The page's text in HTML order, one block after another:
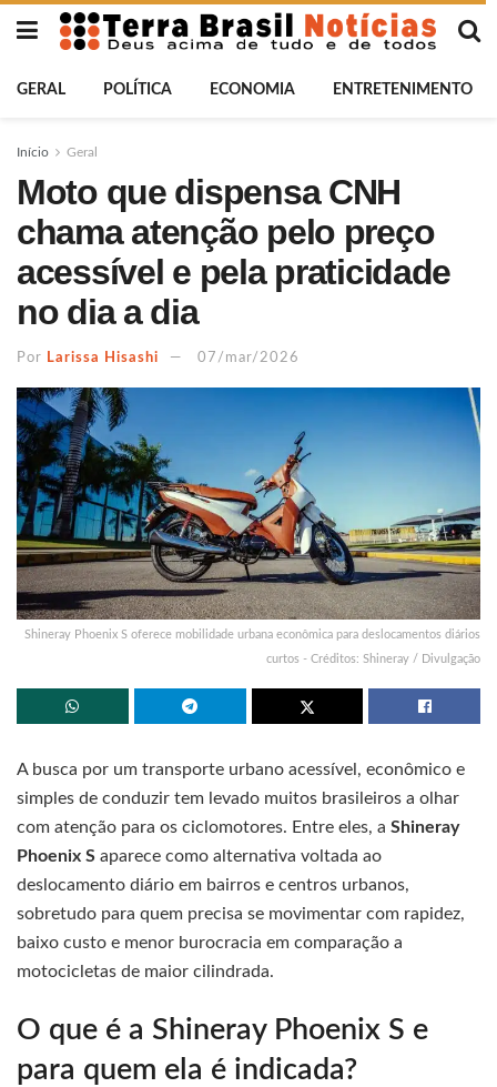
GERAL POLÍTICA ECONOMIA ENTRETENIMENTO
Início Geral
Moto que dispensa CNH
chama atenção pelo preço
acessível e pela praticidade
no dia a dia
Por Larissa Hisashi 07/mar/2026
Shineray Phoenix S oferece mobilidade urbana econômica para deslocamentos diários
curtos - Créditos: Shineray / Divulgação
A busca por um transporte urbano acessível, econômico e
simples de conduzir tem levado muitos brasileiros a olhar
com atenção para os ciclomotores. Entre eles, a Shineray
Phoenix S aparece como alternativa voltada ao
deslocamento diário em bairros e centros urbanos,
sobretudo para quem precisa se movimentar com rapidez,
baixo custo e menor burocracia em comparação a
motocicletas de maior cilindrada.
O que é a Shineray Phoenix S e
para quem ela é indicada?